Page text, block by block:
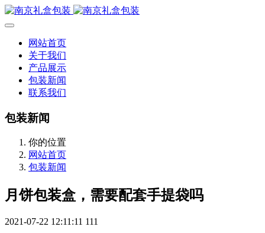
网站首页
关于我们
产品展示
包装新闻
联系我们
包装新闻
你的位置
网站首页
包装新闻
月饼包装盒，需要配套手提袋吗
2021-07-22 12:11:11 111